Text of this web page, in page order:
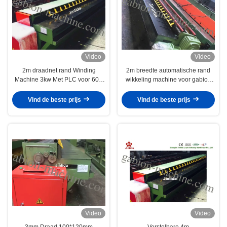
Video
2m draadnet rand Winding
Machine 3kw Met PLC voor 60 *
Netten
Vind de beste prijs
Video
2m breedte automatische rand
wikkeling machine voor gabion
Vind de beste prijs
Video
Video